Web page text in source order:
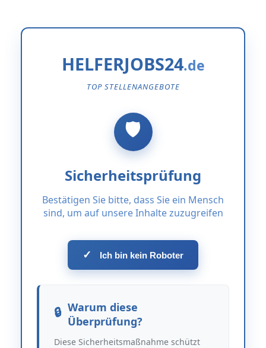
HELFERJOBS24
TOP STELLENANGEBOTE
Sicherheitsprüfung
Bestätigen Sie bitte, dass Sie ein Mensch
sind, um auf unsere Inhalte zuzugreifen
✓ Ich bin kein Roboter
Warum diese
Überprüfung?
Diese Sicherheitsmaßnahme schützt